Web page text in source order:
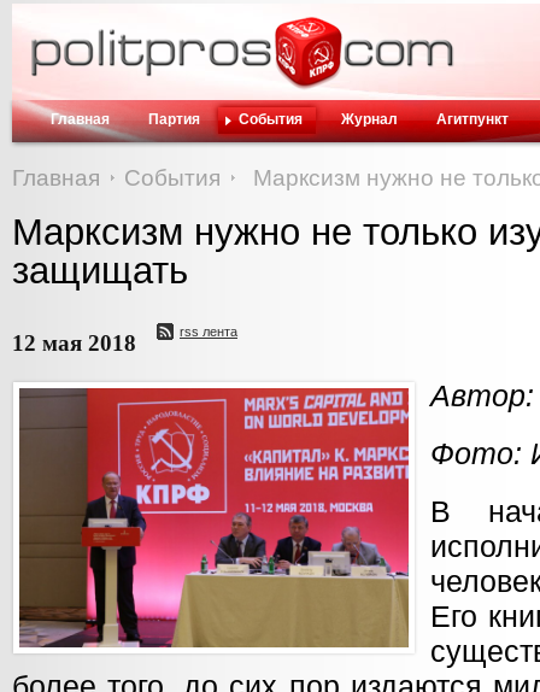
Главная Партия События Журнал Агитпункт
Главная События Марксизм нужно не
Марксизм нужно не только
защищать
12 мая 2018 rss лента
Автор:
Фото:
В
Его